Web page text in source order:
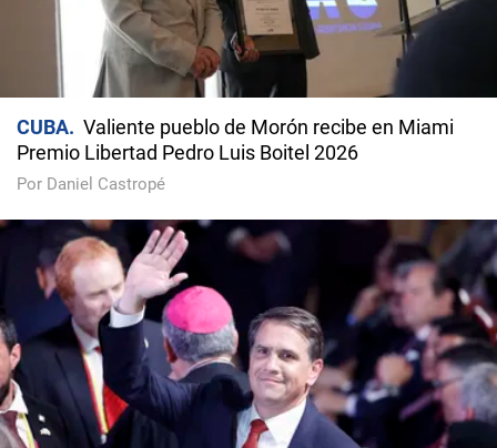
CUBA
Valiente pueblo de Morón recibe en Miami
Premio Libertad Pedro Luis Boitel 2026
Por Daniel Castropé